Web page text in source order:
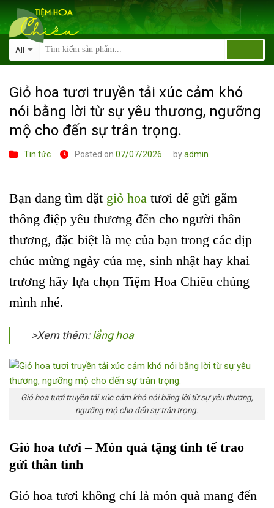
Skip
to
content
Giỏ hoa tươi truyền tải xúc cảm khó
nói bằng lời từ sự yêu thương, ngưỡng
mộ cho đến sự trân trọng.
Tin tức Posted on 07/07/2026 byadmin
Bạn đang tìm đặt giỏ hoa tươi để gửi gắm
thông điệp yêu thương đến cho người thân
thương, đặc biệt là mẹ của bạn trong các dịp
chúc mừng ngày của mẹ, sinh nhật hay khai
trương hãy lựa chọn Tiệm Hoa Chiêu chúng
mình nhé.
>Xem thêm:lẳng hoa
Giỏ hoa tươi truyền tải xúc cảm khó nói bằng lời từ sự yêu thương,
ngưỡng mộ cho đến sự trân trọng.
Giỏ hoa tươi – Món quà tặng tinh tế trao
gửi thân tình
Giỏ hoa tươi không chỉ là món quà mang đến